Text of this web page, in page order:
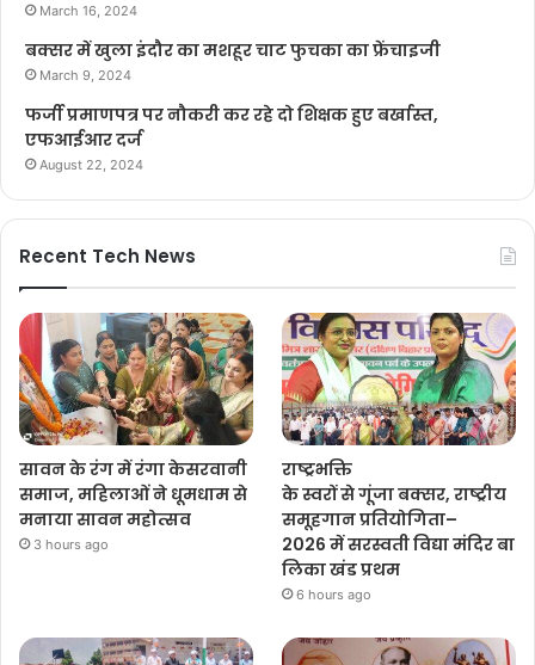
March 16, 2024
बक्सर में खुला इंदौर का मशहूर चाट फुचका का फ्रेंचाइजी
March 9, 2024
फर्जी प्रमाणपत्र पर नौकरी कर रहे दो शिक्षक हुए बर्खास्त,
एफआईआर दर्ज
August 22, 2024
Recent Tech News
सावन के रंग में रंगा केसरवानी
समाज, महिलाओं ने धूमधाम से
मनाया सावन महोत्सव
3 hours ago
राष्ट्रभक्ति
के स्वरों से गूंजा बक्सर, राष्ट्रीय
समूहगान प्रतियोगिता–
2026 में सरस्वती विद्या मंदिर बा
लिका खंड प्रथम
6 hours ago